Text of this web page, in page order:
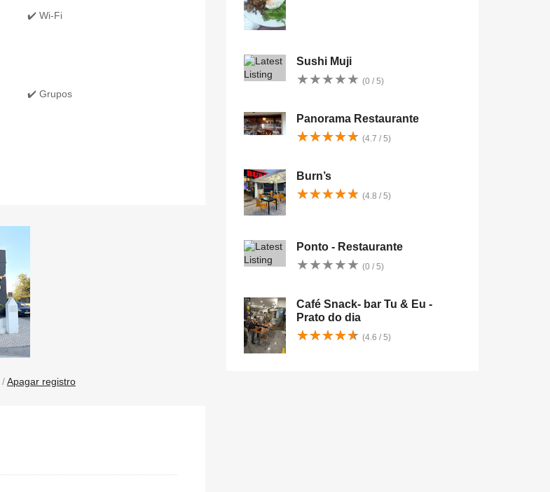
✔️ Wi-Fi
✔️ Grupos
/Apagar registro
Sushi Muji
★★★★★
★★★★★ (0 / 5)
Panorama Restaurante
★★★★★
★★★★★ (4.7 / 5)
Burn’s
★★★★★
★★★★★ (4.8 / 5)
Ponto - Restaurante
★★★★★
★★★★★ (0 / 5)
Café Snack- bar Tu & Eu -
Prato do dia
★★★★★
★★★★★ (4.6 / 5)